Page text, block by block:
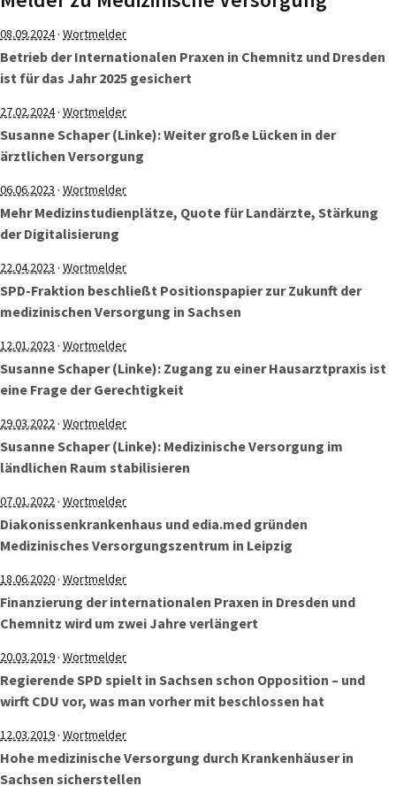
08.09.2024· Wortmelder
Betrieb der Internationalen Praxen in Chemnitz und Dresden
ist für das Jahr 2025 gesichert
27.02.2024· Wortmelder
Susanne Schaper (Linke): Weiter große Lücken in der
ärztlichen Versorgung
06.06.2023 · Wortmelder
Mehr Medizinstudienplätze, Quote für Landärzte, Stärkung
der Digitalisierung
22.04.2023 · Wortmelder
SPD-Fraktion beschließt Positionspapier zur Zukunft der
medizinischen Versorgung in Sachsen
12.01.2023 · Wortmelder
Susanne Schaper (Linke): Zugang zu einer Hausarztpraxis ist
eine Frage der Gerechtigkeit
29.03.2022· Wortmelder
Susanne Schaper (Linke): Medizinische Versorgung im
ländlichen Raum stabilisieren
07.01.2022· Wortmelder
Diakonissenkrankenhaus und edia.med gründen
Medizinisches Versorgungszentrum in Leipzig
18.06.2020· Wortmelder
Finanzierung der internationalen Praxen in Dresden und
Chemnitz wird um zwei Jahre verlängert
20.03.2019· Wortmelder
Regierende SPD spielt in Sachsen schon Opposition – und
wirft CDU vor, was man vorher mit beschlossen hat
12.03.2019· Wortmelder
Hohe medizinische Versorgung durch Krankenhäuser in
Sachsen sicherstellen